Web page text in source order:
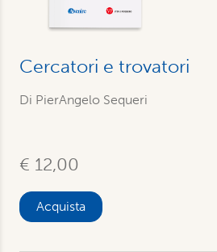
Cercatori e trovatori
Di PierAngelo Sequeri
€ 12,00
Acquista